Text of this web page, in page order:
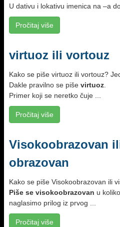
U dativu i lokativu imenica na –a
Pročitaj više
virtuoz ili vortouz
Kako se piše virtuoz ili vortouz?
Dakle pravilno se piše virtuoz
Primer koji se neretko čuje ...
Pročitaj više
Visokoobrazovan
obrazovan
Kako se piše Visokoobrazovan ili
Piše se visokoobrazovan u
naglasimo prilog iz prvog ...
Pročitaj više